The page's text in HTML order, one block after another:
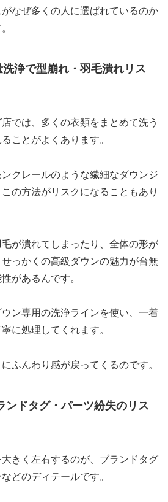
なぜ多くの人に選ばれているのか
洗浄で型崩れ・羽毛潰れリス
では、多くの衣類をまとめて洗う
ことがよくあります。
クレールのような繊細なダウンジ
の方法がリスクになることもあり
が潰れてしまったり、全体の形が
っかくの高級ダウンの魅力が台無
があるんです。
ン専用の洗浄ラインを使い、一着
に処理してくれます。
ふんわり感が戻ってくるのです。
ンドタグ・パーツ紛失のリス
きく左右するのが、ブランドタグ
どのディテールです。